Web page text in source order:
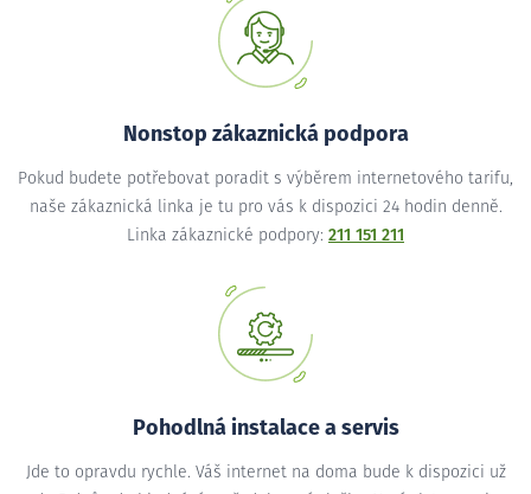
Nonstop zákaznická podpora
Pokud budete potřebovat poradit s výběrem internetového tarifu,
naše zákaznická linka je tu pro vás k dispozici 24 hodin denně.
Linka zákaznické podpory: 211 151 211
Pohodlná instalace a servis
Jde to opravdu rychle. Váš internet na doma bude k dispozici už